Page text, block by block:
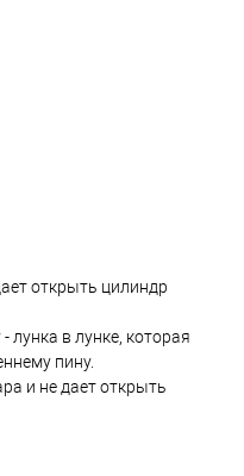
открыть цилиндр
лунка в лунке, которая
пину.
и не дает открыть